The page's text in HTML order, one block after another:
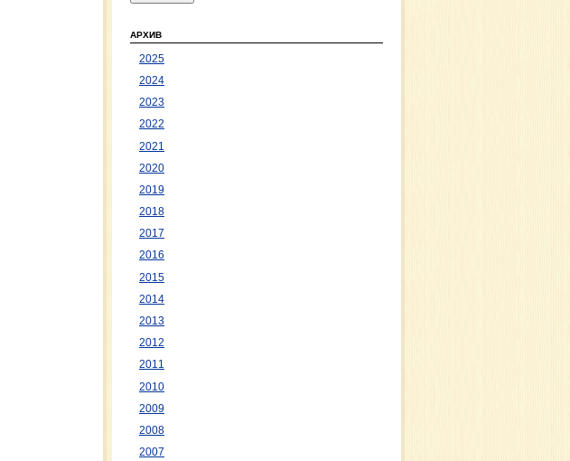
АРХИВ
2025
2024
2023
2022
2021
2020
2019
2018
2017
2016
2015
2014
2013
2012
2011
2010
2009
2008
2007